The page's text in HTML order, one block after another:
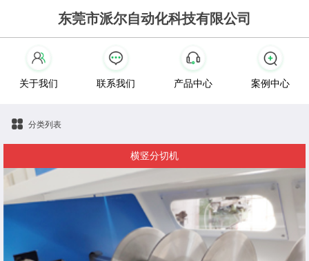
东莞市派尔自动化科技有限公司
关于我们 联系我们 产品中心 案例中心
分类列表
横竖分切机